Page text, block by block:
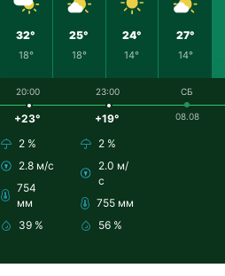
32°
18°
25°
18°
24°
14°
27°
14°
20:00
+23°
2 %
2.8 м/с
754
мм
39 %
23:00
+19°
2 %
2.0 м/
с
755 мм
56 %
СБ
08.08